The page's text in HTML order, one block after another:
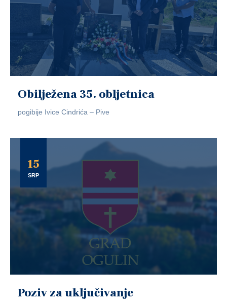
Obilježena 35. obljetnica
pogibije Ivice Cindrića – Pive
15
SRP
Poziv za uključivanje